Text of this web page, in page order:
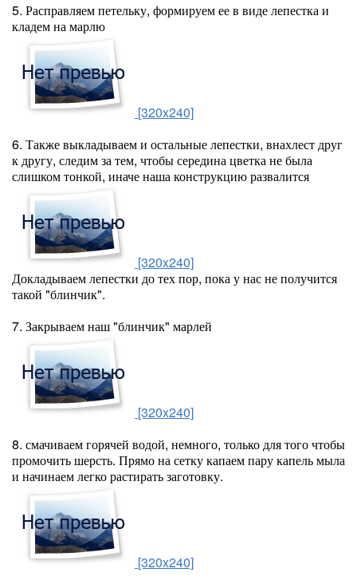
5. Расправляем петельку, формируем ее в виде лепестка и
кладем на марлю
[320x240]
6. Также выкладываем и остальные лепестки, внахлест друг
к другу, следим за тем, чтобы середина цветка не была
слишком тонкой, иначе наша конструкцию развалится
[320x240]
Докладываем лепестки до тех пор, пока у нас не получится
такой "блинчик".
7. Закрываем наш "блинчик" марлей
[320x240]
8. смачиваем горячей водой, немного, только для того чтобы
промочить шерсть. Прямо на сетку капаем пару капель мыла
и начинаем легко растирать заготовку.
[320x240]